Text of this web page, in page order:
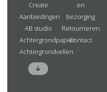
Create
Aanbiedingen
AB studio
Achtergrondpapier
Achtergrondvellen
en
bezorging
Retourneren
Contact